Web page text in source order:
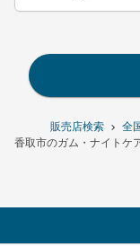
販売店検索 全
香取市のガム・ナイトケ